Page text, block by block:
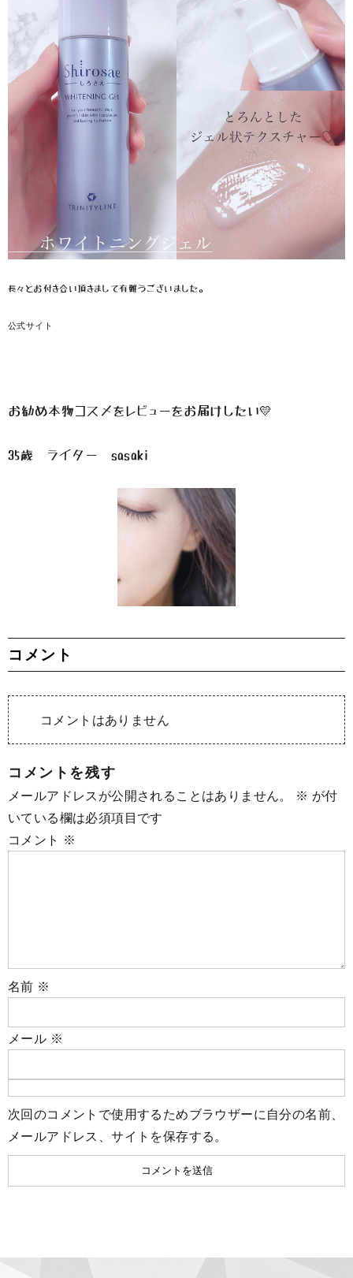
長々とお付き合い頂きまして有難うございました。
公式サイト
お勧め本物コスメをレビューをお届けしたい💛
35歳 ライター sasaki
コメント
コメントはありません
コメントを残す
メールアドレスが公開されることはありません。 ※ が付
いている欄は必須項目です
コメント ※
名前 ※
メール ※
次回のコメントで使用するためブラウザーに自分の名前、
メールアドレス、サイトを保存する。